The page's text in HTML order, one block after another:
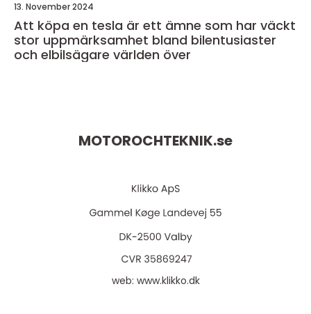
13. November 2024
Att köpa en tesla är ett ämne som har väckt
stor uppmärksamhet bland bilentusiaster
och elbilsägare världen över
MOTOROCHTEKNIK.se
web: www.klikko.dk